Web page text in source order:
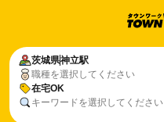
茨城県神立駅
職種を選択してください
在宅OK
キーワードを選択してください